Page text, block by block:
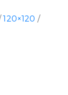
120×120 /